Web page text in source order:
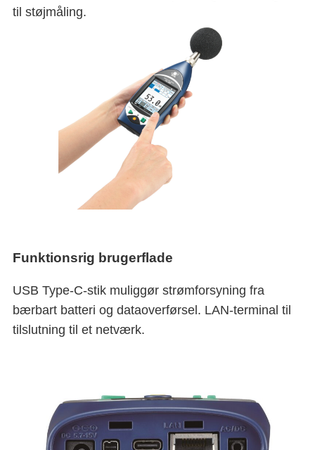
til støjmåling.
Funktionsrig brugerflade
USB Type-C-stik muliggør strømforsyning fra
bærbart batteri og dataoverførsel. LAN-terminal til
tilslutning til et netværk.